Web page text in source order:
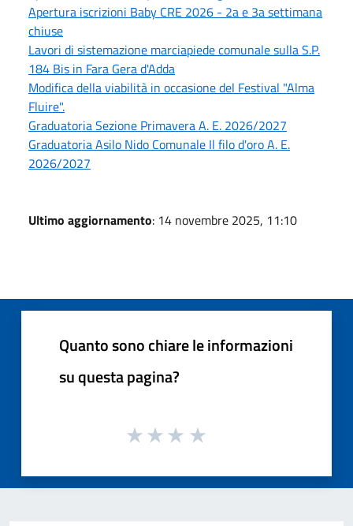
Apertura iscrizioni Baby CRE 2026 - 2a e 3a settimana
chiuse
Lavori di sistemazione marciapiede comunale sulla S.P.
184 Bis in Fara Gera d'Adda
Modifica della viabilità in occasione del Festival "Alma
Fluire".
Graduatoria Sezione Primavera A. E. 2026/2027
Graduatoria Asilo Nido Comunale Il filo d'oro A. E.
2026/2027
Ultimo aggiornamento: 14 novembre 2025, 11:10
Quanto sono chiare le informazioni
su questa pagina?